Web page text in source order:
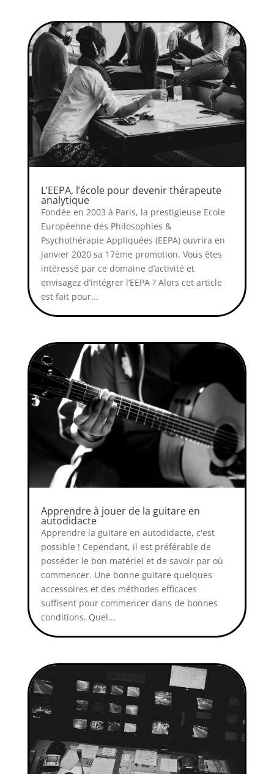
L’EEPA, l’école pour devenir thérapeute
analytique
Fondée en 2003 à Paris, la prestigieuse Ecole
Européenne des Philosophies &
Psychothérapie Appliquées (EEPA) ouvrira en
janvier 2020 sa 17ème promotion. Vous êtes
intéressé par ce domaine d’activité et
envisagez d’intégrer l’EEPA ? Alors cet article
est fait pour...
Apprendre à jouer de la guitare en
autodidacte
Apprendre la guitare en autodidacte, c'est
possible ! Cependant, il est préférable de
posséder le bon matériel et de savoir par où
commencer. Une bonne guitare quelques
accessoires et des méthodes efficaces
suffisent pour commencer dans de bonnes
conditions. Quel...